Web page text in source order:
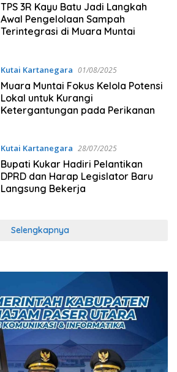
TPS 3R Kayu Batu Jadi Langkah
Awal Pengelolaan Sampah
Terintegrasi di Muara Muntai
Kutai Kartanegara 01/08/2025
Muara Muntai Fokus Kelola Potensi
Lokal untuk Kurangi
Ketergantungan pada Perikanan
Kutai Kartanegara 28/07/2025
Bupati Kukar Hadiri Pelantikan
DPRD dan Harap Legislator Baru
Langsung Bekerja
Selengkapnya